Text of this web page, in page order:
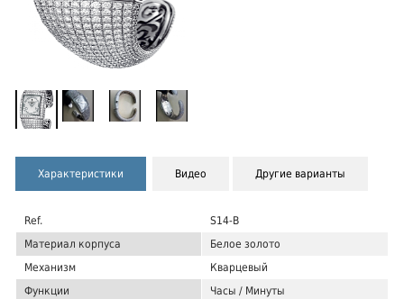
Характеристики Видео Другие варианты
Ref.
S14-B
Материал корпуса
Белое золото
Механизм
Кварцевый
Функции
Часы / Минуты